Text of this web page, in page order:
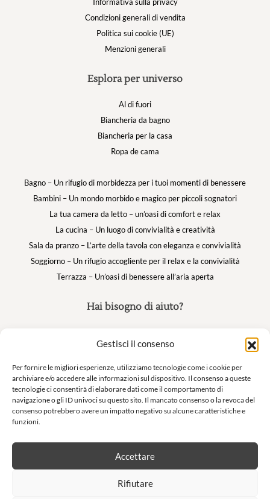
Gestisci il consenso
Per fornire le migliori esperienze, utilizziamo tecnologie come i cookie per
archiviare e/o accedere alle informazioni sul dispositivo. Il consenso a queste
tecnologie ci consentirà di elaborare dati come il comportamento di
navigazione o gli ID univoci su questo sito. Il mancato consenso o la revoca del
consenso potrebbero avere un impatto negativo su alcune caratteristiche e
funzioni.
Accettare
Rifiutare
Hai bisogno di aiuto?
Domande frequenti
Il mio account
Suivez nous
Condizioni generali di vendita
Politica sui cookie (UE)
Menzioni generali
Esplora per universo
Al di fuori
Biancheria da bagno
Biancheria per la casa
Ropa de cama
Bagno – Un rifugio di morbidezza per i tuoi momenti di benessere
Bambini – Un mondo morbido e magico per piccoli sognatori
La tua camera da letto – un’oasi di comfort e relax
La cucina – Un luogo di convivialità e creatività
Sala da pranzo – L’arte della tavola con eleganza e convivialità
Soggiorno – Un rifugio accogliente per il relax e la convivialità
Terrazza – Un’oasi di benessere all’aria aperta
Newsletter